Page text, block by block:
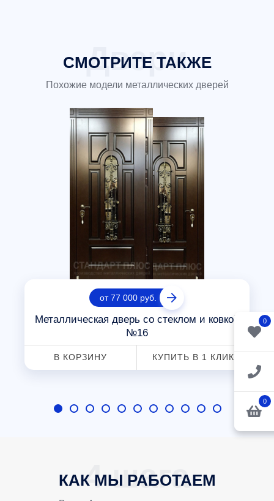
0
0
СМОТРИТЕ ТАКЖЕ
Похожие модели металлических дверей
от 77 000 руб.
Металлическая дверь со стеклом и ковкой
№16
В КОРЗИНУ КУПИТЬ В 1 КЛИК
КАК МЫ РАБОТАЕМ